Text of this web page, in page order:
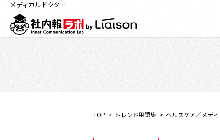
メディカルドクター
TOP トレンド用語集 ヘルスケア／メデ